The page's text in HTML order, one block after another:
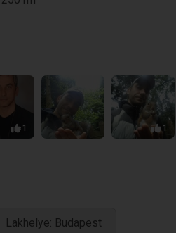
1 1
Lakhelye: Budapest